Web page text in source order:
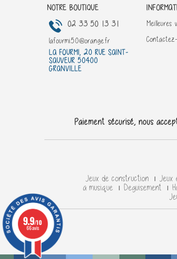
NOTRE BOUTIQUE
02 33 50 13 31
lafourmi50@orange.fr
LA FOURMI, 20 RUE SAINT-
SAUVEUR 50400
GRANVILLE
Meilleures
Paiement sécurisé, nous
Jeux de construction Jeux
a musique
Deguisement
9.9/10
66 avis